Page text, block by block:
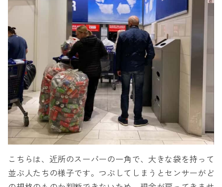
こちらは、近所のスーパーの一角で、大きな袋を持って
並ぶ人たちの様子です。つぶしてしまうとセンサーがど